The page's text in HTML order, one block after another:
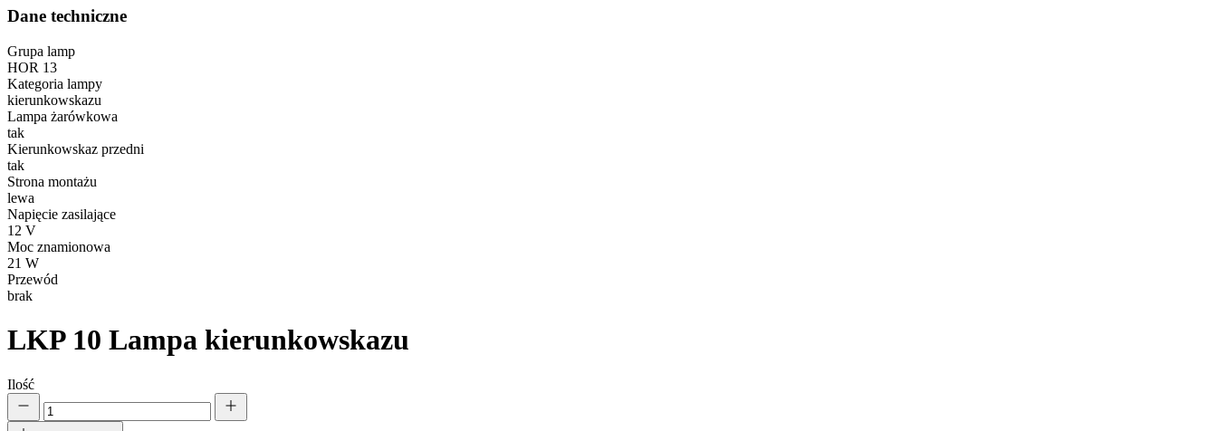
Dane techniczne
Grupa lamp
HOR 13
Kategoria lampy
kierunkowskazu
Lampa żarówkowa
tak
Kierunkowskaz przedni
tak
Strona montażu
lewa
Napięcie zasilające
12 V
Moc znamionowa
21 W
Przewód
brak
LKP 10 Lampa kierunkowskazu
Ilość